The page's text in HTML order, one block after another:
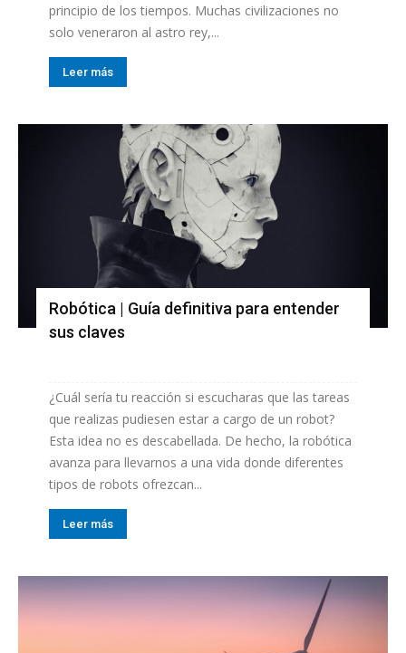
principio de los tiempos. Muchas civilizaciones no
solo veneraron al astro rey,...
Leer más
Robótica | Guía definitiva para entender
sus claves
¿Cuál sería tu reacción si escucharas que las tareas
que realizas pudiesen estar a cargo de un robot?
Esta idea no es descabellada. De hecho, la robótica
avanza para llevarnos a una vida donde diferentes
tipos de robots ofrezcan...
Leer más